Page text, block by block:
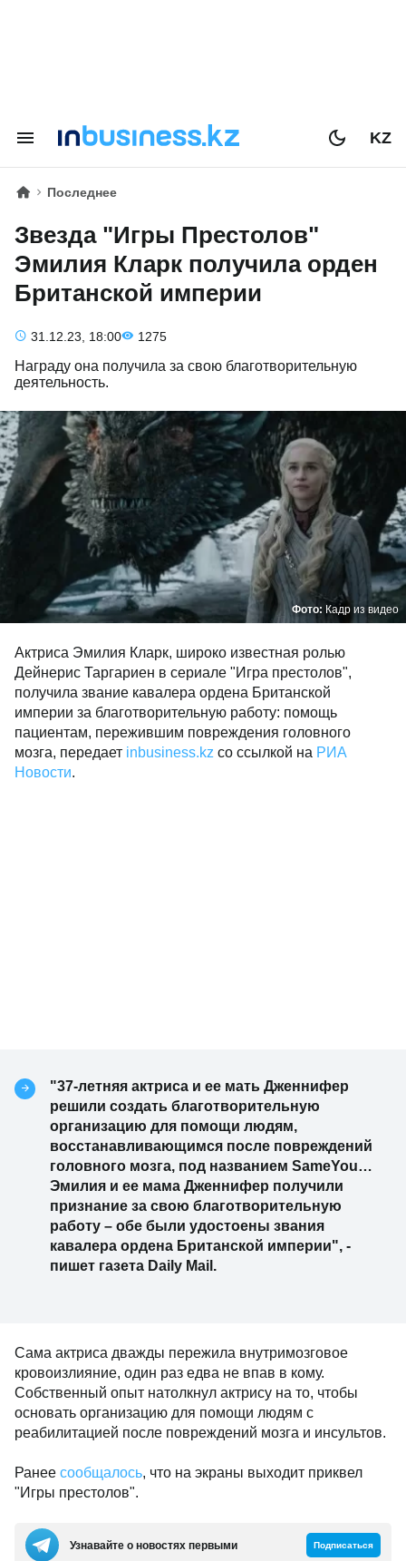
KZ
Последнее
Звезда "Игры Престолов"
Эмилия Кларк получила орден
Британской империи
31.12.23, 18:00 1275
Награду она получила за свою благотворительную
деятельность.
Фото: Кадр из видео
Актриса Эмилия Кларк, широко известная ролью
Дейнерис Таргариен в сериале "Игра престолов",
получила звание кавалера ордена Британской
империи за благотворительную работу: помощь
пациентам, пережившим повреждения головного
мозга, передает inbusiness.kz со ссылкой на РИА
Новости.
"37-летняя актриса и ее мать Дженнифер
решили создать благотворительную
организацию для помощи людям,
восстанавливающимся после повреждений
головного мозга, под названием SameYou…
Эмилия и ее мама Дженнифер получили
признание за свою благотворительную
работу – обе были удостоены звания
кавалера ордена Британской империи", -
пишет газета Daily Mail.
Сама актриса дважды пережила внутримозговое
кровоизлияние, один раз едва не впав в кому.
Собственный опыт натолкнул актрису на то, чтобы
основать организацию для помощи людям с
реабилитацией после повреждений мозга и инсультов.
Ранее сообщалось, что на экраны выходит приквел
"Игры престолов".
Узнавайте о новостях первыми Подписаться